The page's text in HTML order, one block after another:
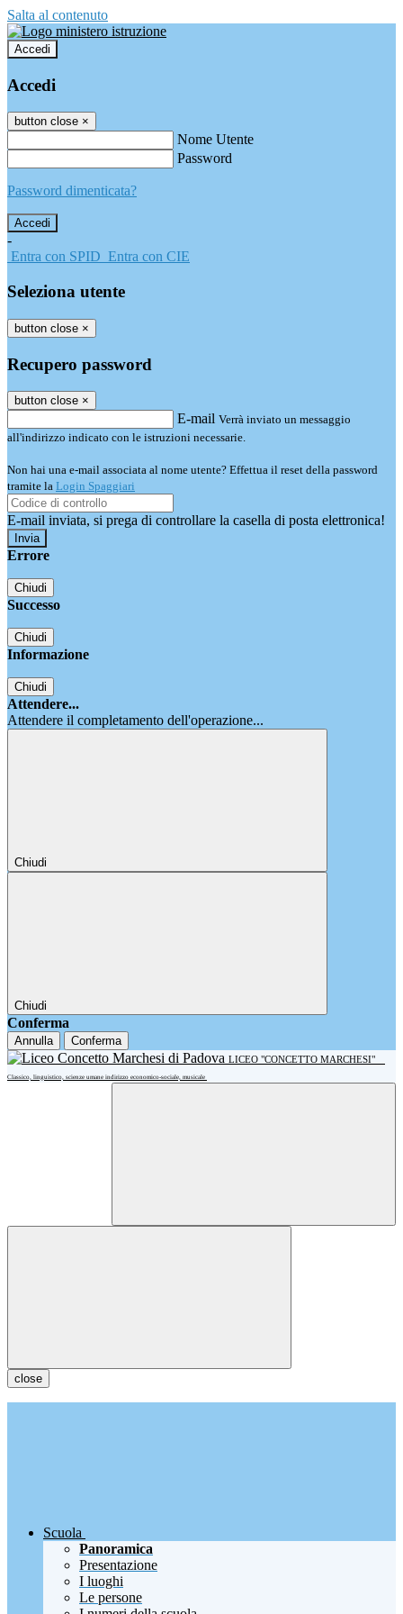
Salta al contenuto
Accedi
Accedi
button close ×
Nome Utente
Password
Password dimenticata?
-
Entra con SPID Entra con CIE
Seleziona utente
button close ×
Recupero password
button close ×
E-mail Verrà inviato un messaggio
all'indirizzo indicato con le istruzioni necessarie.
Non hai una e-mail associata al nome utente? Effettua il reset della password
tramite la Login Spaggiari
E-mail inviata, si prega di controllare la casella di posta elettronica!
Errore
Chiudi
Successo
Chiudi
Informazione
Chiudi
Attendere...
Attendere il completamento dell'operazione...
Chiudi
Chiudi
Conferma
Annulla Conferma
LICEO "CONCETTO MARCHESI"
Classico, linguistico, scienze umane indirizzo economico-sociale, musicale
close
Scuola
Panoramica
Presentazione
I luoghi
Le persone